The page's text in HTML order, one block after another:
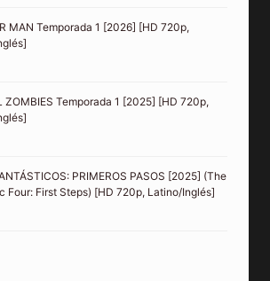
MAN Temporada 1 [2026] [HD 720p,
ZOMBIES Temporada 1 [2025] [HD 720p,
PRIMEROS PASOS [2025] (The
Four: First Steps) [HD 720p, Latino/Inglés]